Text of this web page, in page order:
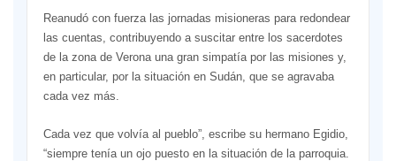
Reanudó con fuerza las jornadas misioneras para redondear
las cuentas, contribuyendo a suscitar entre los sacerdotes
de la zona de Verona una gran simpatía por las misiones y,
en particular, por la situación en Sudán, que se agravaba
cada vez más.
Cada vez que volvía al pueblo”, escribe su hermano Egidio,
“siempre tenía un ojo puesto en la situación de la parroquia.